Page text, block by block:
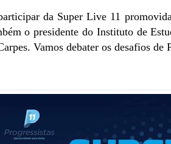
da Super Live 11
o presidente do Instituto de
Vamos debater os desafios